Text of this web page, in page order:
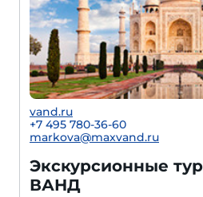
vand.ru
+7 495 780-36-60
markova@maxvand.ru
Экскурсионные
ВАНД